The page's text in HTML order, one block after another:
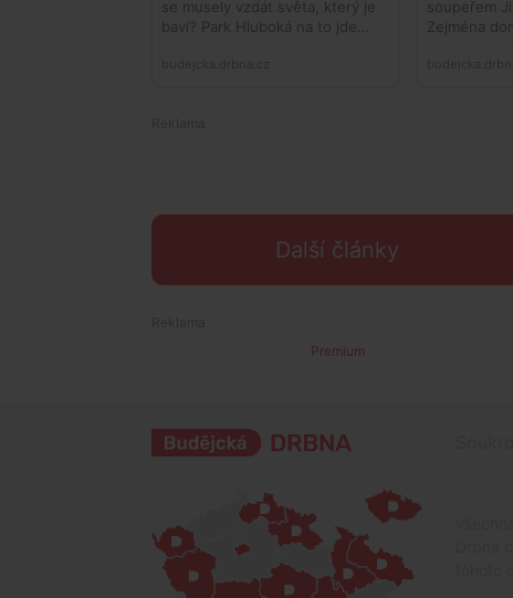
Další články
Premium